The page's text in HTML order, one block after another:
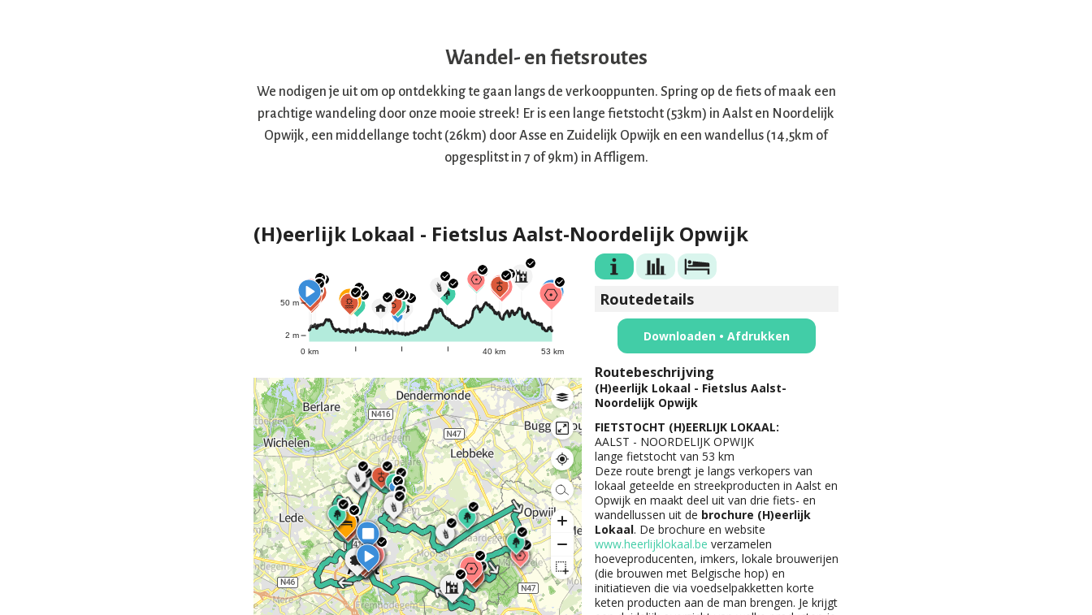
Wandel- en fietsroutes
We nodigen je uit om op ontdekking te gaan langs de verkooppunten. Spring op de fiets of maak een
prachtige wandeling door onze mooie streek! Er is een lange fietstocht (53km) in Aalst en Noordelijk
Opwijk, een middellange tocht (26km) door Asse en Zuidelijk Opwijk en een wandellus (14,5km of
opgesplitst in 7 of 9km) in Affligem.